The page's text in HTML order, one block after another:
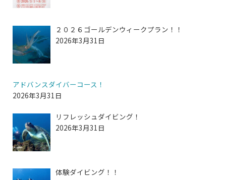
２０２６ゴールデンウィークプラン！！
2026年3月31日
アドバンスダイバーコース！
2026年3月31日
リフレッシュダイビング！
2026年3月31日
体験ダイビング！！